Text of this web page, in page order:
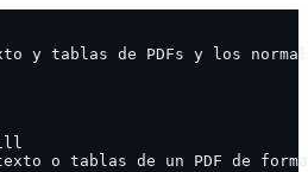
y tablas de PDFs y los
o tablas de un PDF de